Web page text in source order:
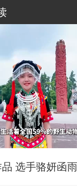
选手骆妍函雨